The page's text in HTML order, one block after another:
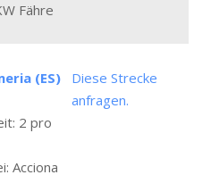
Fähre
(ES)
Diese Strecke
anfragen.
2 pro
Acciona